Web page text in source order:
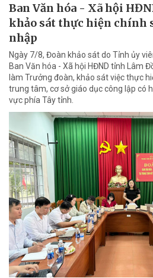
Ban Văn hóa - Xã hội
khảo sát thực hiện chính
nhập
Ngày 7/8, Đoàn khảo sát do Tỉnh ủy
Ban Văn hóa - Xã hội HĐND tỉnh Lâm
làm Trưởng đoàn, khảo sát việc thực
trung tâm, cơ sở giáo dục công lập có
vực phía Tây tỉnh.